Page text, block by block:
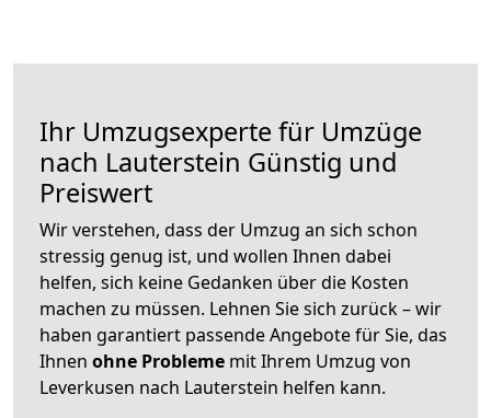
Ihr Umzugsexperte für Umzüge
nach Lauterstein Günstig und
Preiswert
Wir verstehen, dass der Umzug an sich schon
stressig genug ist, und wollen Ihnen dabei
helfen, sich keine Gedanken über die Kosten
machen zu müssen. Lehnen Sie sich zurück – wir
haben garantiert passende Angebote für Sie, das
Ihnen ohne Probleme mit Ihrem Umzug von
Leverkusen nach Lauterstein helfen kann.